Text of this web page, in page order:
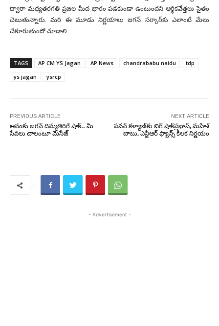
ద్వారా మధ్యతరగతి ప్రజల మీద భారం పడకుండా ఉంటుందని ఆర్థికవేత్తలు సైతం
చెబుతున్నారు. మరి ఈ మూడు నిర్ణయాలు జగన్ సర్కార్‌కు ఎలాంటి మేలు
చేకూరుతుందో చూడాలి.
TAGS AP CM YS Jagan AP News chandrababu naidu
tdp
ys jagan
ysrcp
PREVIOUS ARTICLE
ఆనంకు జగన్ దిమ్మతిరిగే షాక్.. మీ
సేవలు చాలంటూ మెసేజ్
NEXT ARTICLE
ప‌వ‌న్ క‌ళ్యాణ్‌కు బిగ్ షాక్‌ప్ర‌భాస్‌, మ‌హేశ్
బాబు, ఎన్టీఆర్ ఫ్యాన్స్ కీల‌క నిర్ణ‌యం
- Advertisement -